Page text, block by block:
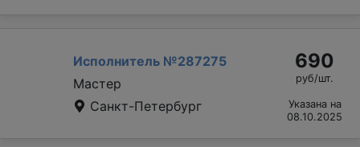
Исполнитель №287275
Мастер
Санкт-Петербург
690
руб/шт.
Указана на
08.10.2025